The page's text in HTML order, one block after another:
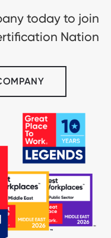
today to join
Nation